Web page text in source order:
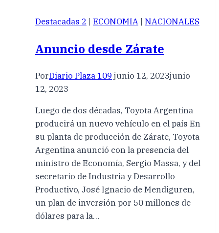
Destacadas 2 | ECONOMIA | NACIONALES
Anuncio desde Zárate
PorDiario Plaza 109 junio 12, 2023junio
12, 2023
Luego de dos décadas, Toyota Argentina
producirá un nuevo vehículo en el país En
su planta de producción de Zárate, Toyota
Argentina anunció con la presencia del
ministro de Economía, Sergio Massa, y del
secretario de Industria y Desarrollo
Productivo, José Ignacio de Mendiguren,
un plan de inversión por 50 millones de
dólares para la…